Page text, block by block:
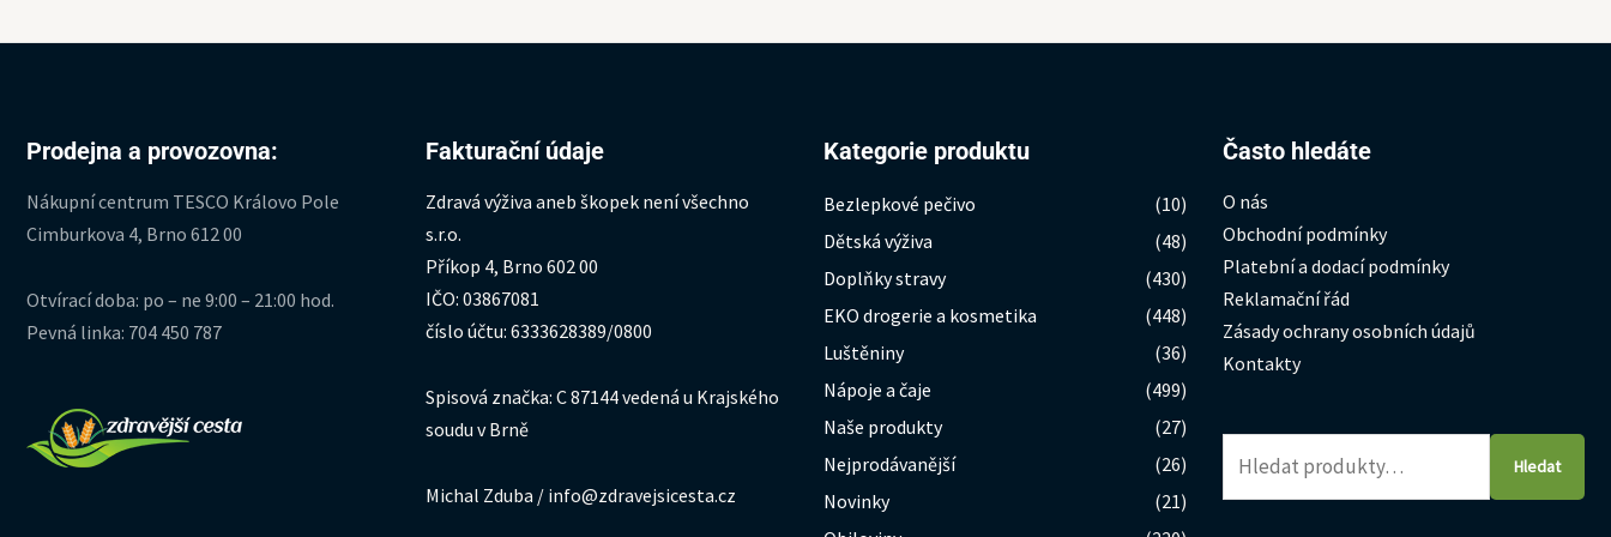
Prodejna a provozovna:
Nákupní centrum TESCO Královo Pole
Cimburkova 4, Brno 612 00
Otvírací doba: po – ne 9:00 – 21:00 hod.
Pevná linka: 704 450 787
Fakturační údaje
Zdravá výživa aneb škopek není všechno
s.r.o.
Příkop 4, Brno 602 00
IČO: 03867081
číslo účtu: 6333628389/0800
Spisová značka: C 87144 vedená u Krajského
soudu v Brně
Michal Zduba / info@zdravejsicesta.cz
Kategorie produktu
Bezlepkové pečivo
(10)
Dětská výživa
(48)
Doplňky stravy
(430)
EKO drogerie a kosmetika
(448)
Luštěniny
(36)
Nápoje a čaje
(499)
Naše produkty
(27)
Nejprodávanější
(26)
Novinky
(21)
Často hledáte
O nás
Obchodní podmínky
Platební a dodací podmínky
Reklamační řád
Zásady ochrany osobních údajů
Kontakty
Hledat:
Hledat